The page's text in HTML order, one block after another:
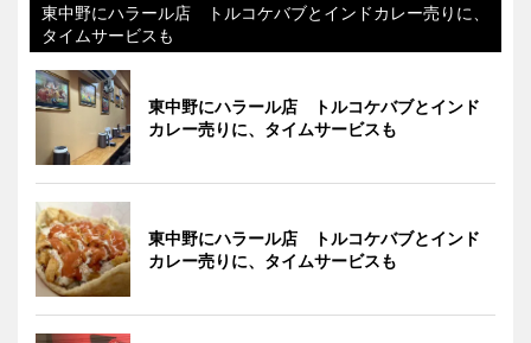
東中野にハラール店 トルコケバブとインドカレー売りに、
タイムサービスも
東中野にハラール店 トルコケバブとインド
カレー売りに、タイムサービスも
東中野にハラール店 トルコケバブとインド
カレー売りに、タイムサービスも